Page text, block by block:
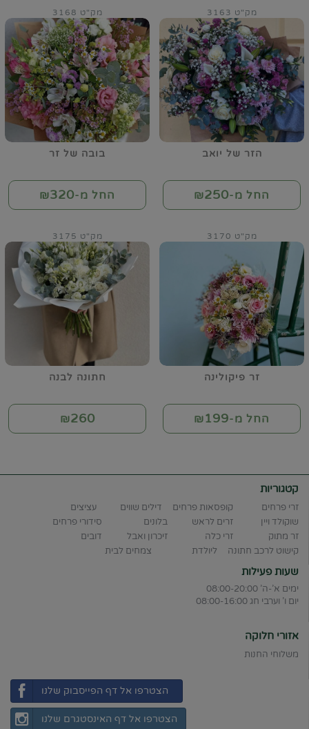
הזר של יואב
מק"ט 3163
החל מ-₪250
בובה של זר
מק"ט 3168
החל מ-₪320
זר פיקולינה
מק"ט 3170
החל מ-₪199
חתונה לבנה
מק"ט 3175
₪260
קטגוריות
זרי פרחים קופסאות פרחים דילים שווים
עציצים
שוקולד ויין
זרים לראש בלונים
סידורי פרחים
זר מתוק
זרי כלה זיכרון ואבל
דובים
קישוט לרכב חתונה
ליולדת צמחים לבית
שעות פעילות
ימים א'-ה' 08:00-20:00
יום ו' וערבי חג 08:00-16:00
אזורי חלוקה
משלוחי החנות
הצטרפו אל דף הפייסבוק שלנו
הצטרפו אל דף האינסטגרם שלנו